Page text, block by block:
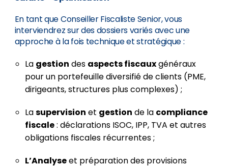
En tant que Conseiller Fiscaliste Senior, vous
interviendrez sur des dossiers variés avec une
approche à la fois technique et stratégique :
La gestion des aspects fiscauxgénéraux
pour un portefeuille diversifié de clients (PME,
dirigeants, structures plus complexes) ;
Lasupervision et gestion de la compliance
fiscale: déclarations ISOC, IPP, TVA et autres
obligations fiscales récurrentes ;
L’Analyseet préparation des provisions